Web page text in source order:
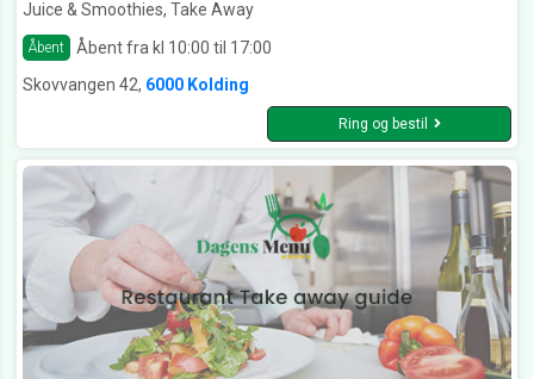
Juice & Smoothies, Take Away
Åbent
Åbent fra kl 10:00 til 17:00
Skovvangen 42, 6000 Kolding
Ring og bestil